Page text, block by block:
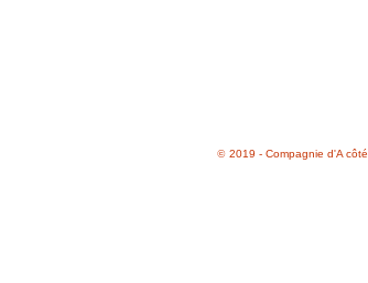
© 2019 - Compagnie d'A côté